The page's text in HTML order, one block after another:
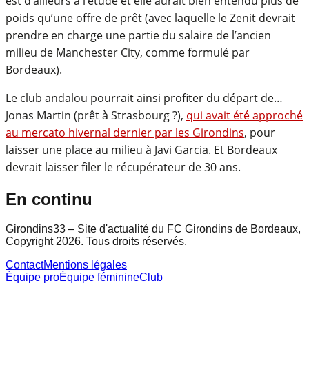
poids qu’une offre de prêt (avec laquelle le Zenit devrait
prendre en charge une partie du salaire de l’ancien
milieu de Manchester City, comme formulé par
Bordeaux).
Le club andalou pourrait ainsi profiter du départ de…
Jonas Martin (prêt à Strasbourg ?), qui avait été approché
au mercato hivernal dernier par les Girondins, pour
laisser une place au milieu à Javi Garcia. Et Bordeaux
devrait laisser filer le récupérateur de 30 ans.
En continu
Girondins33 – Site d'actualité du FC Girondins de Bordeaux,
Copyright 2026. Tous droits réservés.
ContactMentions légales
Équipe proÉquipe féminineClub